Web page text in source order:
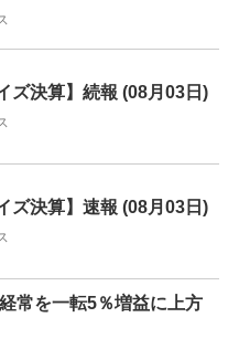
ズ決算】続報 (08月03日)
ズ決算】速報 (08月03日)
常を一転5％増益に上方